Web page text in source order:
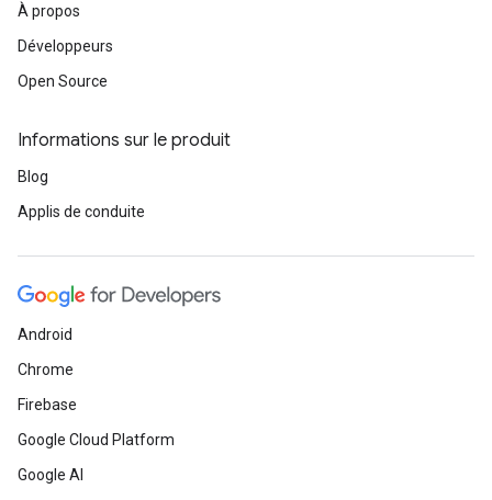
À propos
Développeurs
Open Source
Informations sur le produit
Blog
Applis de conduite
Android
Chrome
Firebase
Google Cloud Platform
Google AI